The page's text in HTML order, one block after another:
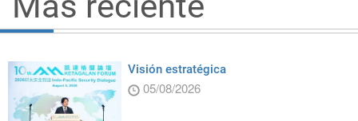
Visión estratégica
05/08/2026